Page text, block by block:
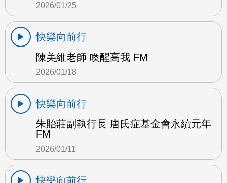
2026/01/25
快樂向前行
陳美維老師 喚醒高我 FM
2026/01/18
快樂向前行
朱貽莊副執行長 唐氏症基金會永續元年
FM
2026/01/11
快樂向前行